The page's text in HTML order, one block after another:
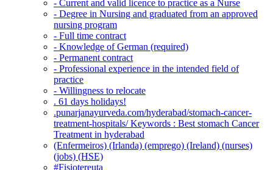
- Current and valid licence to practice as a Nurse
- Degree in Nursing and graduated from an approved
nursing program
- Full time contract
- Knowledge of German (required)
- Permanent contract
- Professional experience in the intended field of
practice
- Willingness to relocate
. 61 days holidays!
.punarjanayurveda.com/hyderabad/stomach-cancer-
treatment-hospitals/ Keywords : Best stomach Cancer
Treatment in hyderabad
(Enfermeiros) (Irlanda) (emprego) (Ireland) (nurses)
(jobs) (HSE)
#Fisiotereuta